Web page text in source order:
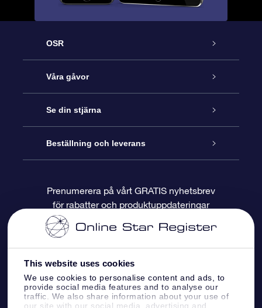
This website uses cookies
We use cookies to personalise content and ads, to
provide social media features and to analyse our
traffic. We also share information about your use of
our site with our social media, advertising and
OSR
Kundtjänst
Kontakta oss
Blogg
Recensioner
Våra gåvor
Online-Stjärngåva
OSR Gåvopaket
OSR Presentkort
Företagspresenter
Se din stjärna
Stjärnregiste
Personlig Stjärnsida
One Million Stars
OSR Starsaver
Beställning och leverans
Betalningsinformation
Returpolicy
Prenumerera på vårt GRATIS nyhetsbrev
för rabatter och produktuppdateringar